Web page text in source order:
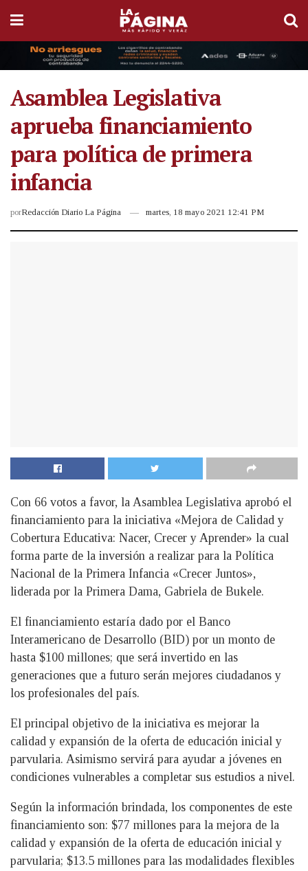
Asamblea Legislativa
aprueba financiamiento
para política de primera
infancia
porRedacción Diario La Página martes, 18 mayo 2021 12:41 PM
Con 66 votos a favor, la Asamblea Legislativa aprobó el
financiamiento para la iniciativa «Mejora de Calidad y
Cobertura Educativa: Nacer, Crecer y Aprender» la cual
forma parte de la inversión a realizar para la Política
Nacional de la Primera Infancia «Crecer Juntos»,
liderada por la Primera Dama, Gabriela de Bukele.
El financiamiento estaría dado por el Banco
Interamericano de Desarrollo (BID) por un monto de
hasta $100 millones; que será invertido en las
generaciones que a futuro serán mejores ciudadanos y
los profesionales del país.
El principal objetivo de la iniciativa es mejorar la
calidad y expansión de la oferta de educación inicial y
parvularia. Asimismo servirá para ayudar a jóvenes en
condiciones vulnerables a completar sus estudios a nivel.
Según la información brindada, los componentes de este
financiamiento son: $77 millones para la mejora de la
calidad y expansión de la oferta de educación inicial y
parvularia; $13.5 millones para las modalidades flexibles